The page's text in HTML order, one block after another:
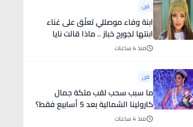
فن
ابنة وفاء موصللي تعلّق على غناء
ابنتها لجورج خباز .. ماذا قالت نايا
الأندلس؟
منذ 4 ساعات
فن
ما سبب سحب لقب ملكة جمال
كارولينا الشمالية بعد 5 أسابيع فقط؟
منذ 4 ساعات